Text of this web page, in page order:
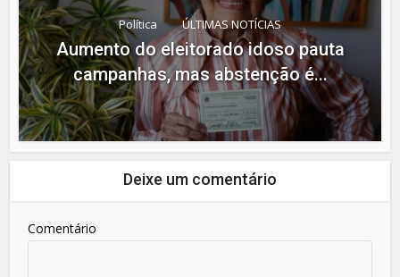
Política ÚLTIMAS NOTÍCIAS
Aumento do eleitorado idoso pauta
campanhas, mas abstenção é...
Deixe um comentário
Comentário